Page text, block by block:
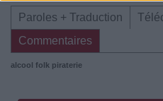
Paroles + Traduction
Commentaires
alcool folk piraterie